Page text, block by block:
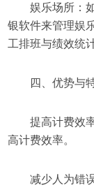
娱乐场所：如
银软件来管理娱
工排班与绩效统
四、优势与
提高计费效率
高计费效率。
减少人为错误